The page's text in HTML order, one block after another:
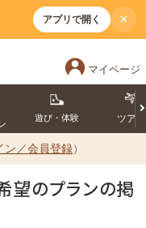
アプリで開く ×
マイページ
遊び・体験 ツアー
ン／会員登録）
望のプランの掲